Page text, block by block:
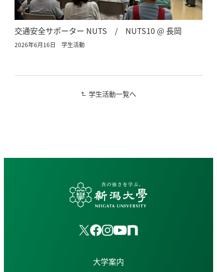
交通安全サポーター NUTS / NUTS10 @ 長岡
2026年6月16日 学生活動
学生活動一覧へ
大学案内